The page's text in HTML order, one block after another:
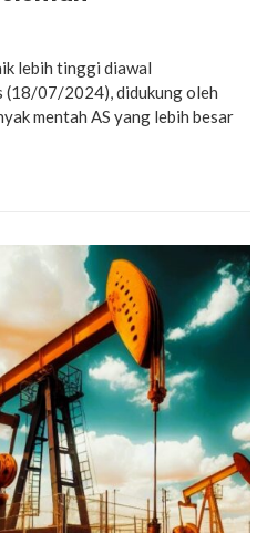
lebih tinggi diawal
(18/07/2024), didukung oleh
mentah AS yang lebih besar